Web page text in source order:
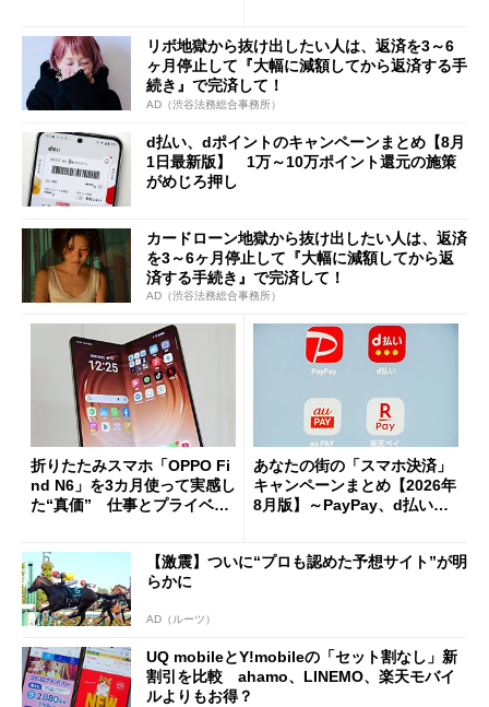
リボ地獄から抜け出したい人は、返済を3～6
ヶ月停止して『大幅に減額してから返済する手
続き』で完済して！
AD（渋谷法務総合事務所）
d払い、dポイントのキャンペーンまとめ【8月
1日最新版】 1万～10万ポイント還元の施策
がめじろ押し
カードローン地獄から抜け出したい人は、返済
を3～6ヶ月停止して『大幅に減額してから返
済する手続き』で完済して！
AD（渋谷法務総合事務所）
折りたたみスマホ「OPPO Fi
nd N6」を3カ月使って実感し
た“真価” 仕事とプライベー
あなたの街の「スマホ決済」
キャンペーンまとめ【2026年
8月版】～PayPay、d払い、a
【激震】ついに“プロも認めた予想サイト”が明
らかに
AD（ルーツ）
UQ mobileとY!mobileの「セット割なし」新
割引を比較 ahamo、LINEMO、楽天モバイ
ルよりもお得？